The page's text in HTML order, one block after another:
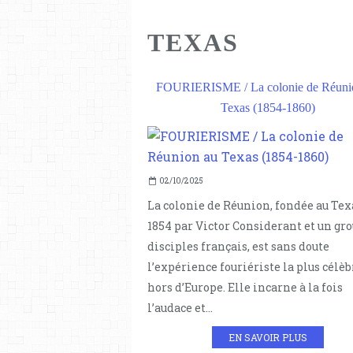
TEXAS
FOURIERISME / La colonie de
Texas (1854-1860)
02/10/2025
La colonie de Réunion, fondée au
1854 par Victor Considerant et un
disciples français, est sans doute
l’expérience fouriériste la plus
hors d’Europe. Elle incarne à la fois
l’audace et...
EN SAVOIR PLUS